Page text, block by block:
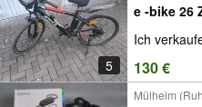
5
e -bike 26
Ich
130 €
Mülheim